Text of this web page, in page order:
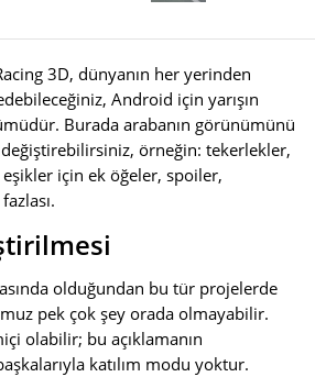
3D, dünyanın her yerinden
Android için yarışın
Burada arabanın görünümünü
örneğin: tekerlekler,
için ek öğeler, spoiler,
olduğundan bu tür projelerde
pek çok şey orada olmayabilir.
olabilir; bu açıklamanın
katılım modu yoktur.